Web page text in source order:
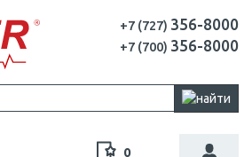
+7 (727) 356-8000
+7 (700) 356-8000
0